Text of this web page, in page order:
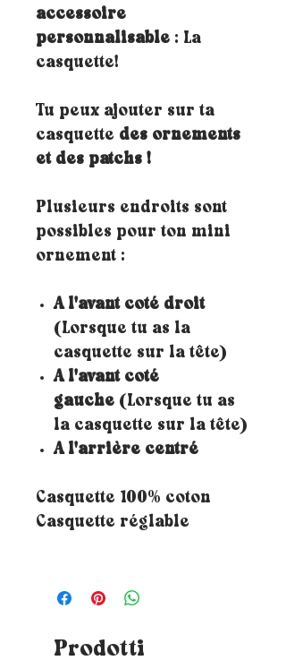
accessoire
personnalisable : La
casquette!
Tu peux ajouter sur ta
casquette des ornements
et des patchs !
Plusieurs endroits sont
possibles pour ton mini
ornement :
A l'avant coté droit
(Lorsque tu as la
casquette sur la tête)
A l'avant coté
gauche (Lorsque tu as
la casquette sur la tête)
A l'arrière centré
Casquette 100% coton
Casquette réglable
Prodotti